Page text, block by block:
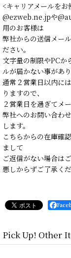
<キャリアメールをお
@ezweb.ne.jpや
用のお客様は
弊社からの送信メー
ださい。
文字量の制限やPCか
ルが届かない事があり
通常２営業日以内に
りますので、
２営業日を過ぎてメ
弊社へのお問い合わ
します。
こちらからの在庫確
まして
ご返信がない場合は
悪しからずご了承くだ
Pick Up! Other